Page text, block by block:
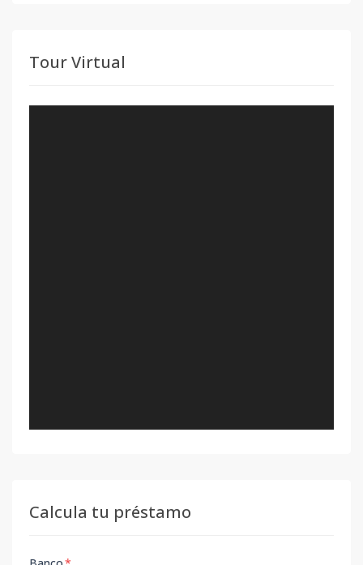
Tour Virtual
Calcula tu préstamo